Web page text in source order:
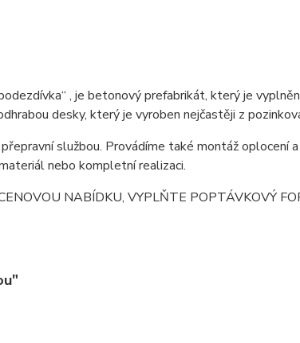
, je betonový prefabrikát, který je
desky, který je vyroben nejčastěji z
službou. Provádíme také montáž oplocení
nebo kompletní realizaci.
NABÍDKU, VYPLŇTE POPTÁVKOVÝ